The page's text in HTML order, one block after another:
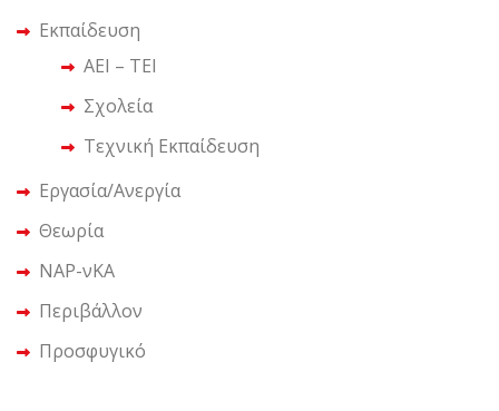
Εκπαίδευση
ΑΕΙ – ΤΕΙ
Σχολεία
Τεχνική Εκπαίδευση
Εργασία/Ανεργία
Θεωρία
ΝΑΡ-νΚΑ
Περιβάλλον
Προσφυγικό